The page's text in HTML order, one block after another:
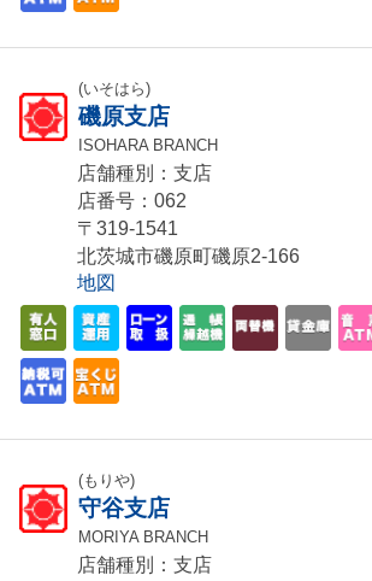
(いそはら)
磯原支店
ISOHARA BRANCH
店舗種別：支店
店番号：062
〒319-1541
北茨城市磯原町磯原2-166
地図
(もりや)
守谷支店
MORIYA BRANCH
店舗種別：支店